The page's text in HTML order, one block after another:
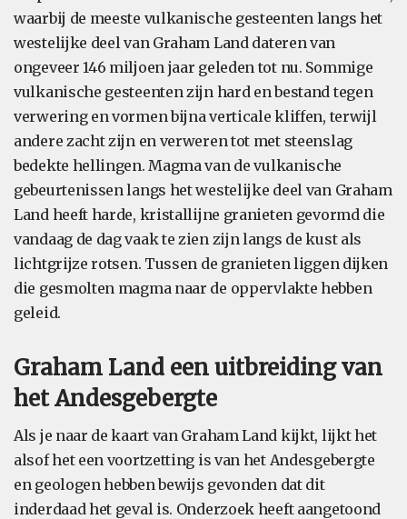
waarbij de meeste vulkanische gesteenten langs het
westelijke deel van Graham Land dateren van
ongeveer 146 miljoen jaar geleden tot nu. Sommige
vulkanische gesteenten zijn hard en bestand tegen
verwering en vormen bijna verticale kliffen, terwijl
andere zacht zijn en verweren tot met steenslag
bedekte hellingen. Magma van de vulkanische
gebeurtenissen langs het westelijke deel van Graham
Land heeft harde, kristallijne granieten gevormd die
vandaag de dag vaak te zien zijn langs de kust als
lichtgrijze rotsen. Tussen de granieten liggen dijken
die gesmolten magma naar de oppervlakte hebben
geleid.
Graham Land een uitbreiding van
het Andesgebergte
Als je naar de kaart van Graham Land kijkt, lijkt het
alsof het een voortzetting is van het Andesgebergte
en geologen hebben bewijs gevonden dat dit
inderdaad het geval is. Onderzoek heeft aangetoond